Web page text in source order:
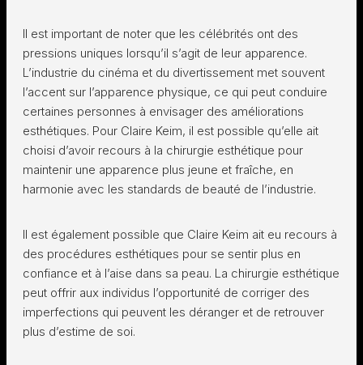
Il est important de noter que les célébrités ont des
pressions uniques lorsqu’il s’agit de leur apparence.
L’industrie du cinéma et du divertissement met souvent
l’accent sur l’apparence physique, ce qui peut conduire
certaines personnes à envisager des améliorations
esthétiques. Pour Claire Keim, il est possible qu’elle ait
choisi d’avoir recours à la chirurgie esthétique pour
maintenir une apparence plus jeune et fraîche, en
harmonie avec les standards de beauté de l’industrie.
Il est également possible que Claire Keim ait eu recours à
des procédures esthétiques pour se sentir plus en
confiance et à l’aise dans sa peau. La chirurgie esthétique
peut offrir aux individus l’opportunité de corriger des
imperfections qui peuvent les déranger et de retrouver
plus d’estime de soi.